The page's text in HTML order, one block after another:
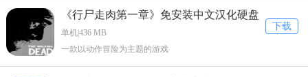
下载
《行尸走肉第一章》免安装中文汉化硬盘
版下载
单机|436 MB
一款以动作冒险为主题的游戏